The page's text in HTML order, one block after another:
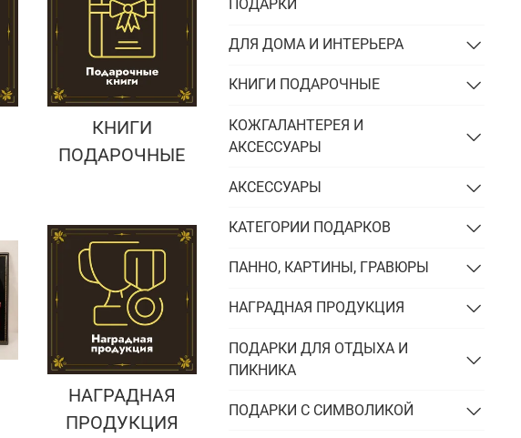
Подарки энергетику
Подарки юристу
КНИГИ
ПОДАРОЧНЫЕ
НАГРАДНАЯ
ПРОДУКЦИЯ
ПОДАРКИ
ДЛЯ ДОМА И ИНТЕРЬЕРА
КНИГИ ПОДАРОЧНЫЕ
КОЖГАЛАНТЕРЕЯ И
АКСЕССУАРЫ
АКСЕССУАРЫ
КАТЕГОРИИ ПОДАРКОВ
ПАННО, КАРТИНЫ, ГРАВЮРЫ
НАГРАДНАЯ ПРОДУКЦИЯ
ПОДАРКИ ДЛЯ ОТДЫХА И
ПИКНИКА
ПОДАРКИ С СИМВОЛИКОЙ